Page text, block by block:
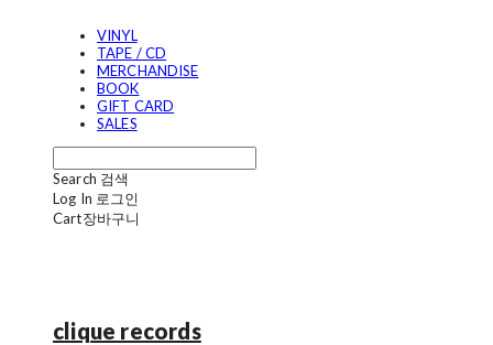
VINYL
TAPE / CD
MERCHANDISE
BOOK
GIFT CARD
SALES
Search 검색
Log In 로그인
Cart장바구니
clique records